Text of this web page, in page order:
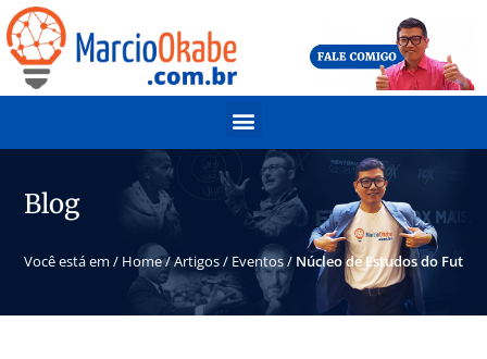
Blog
Você está em / Home/Artigos/ Eventos/ Núcleo de Estudos do